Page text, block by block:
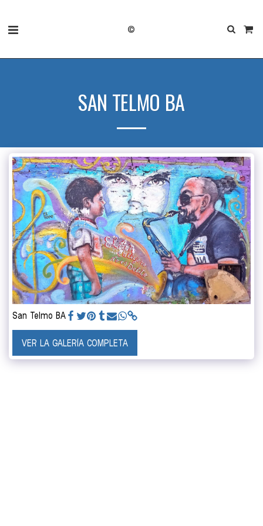
©
SAN TELMO BA
San Telmo BA
VER LA GALERÍA COMPLETA